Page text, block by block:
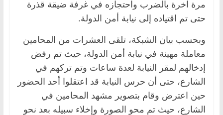
مرة اخرة بالضرب واحتجازه في غرفة ضيقة قذرة
حتى تم اقتياده إلى نيابة أمن الدولة.
وبحسب بيان الشبكة، تلقى العشرات من المحامين
معاملة مهينة في نيابة أمن الدولة، حيث تم رفض
إدخالهم لمقر النيابة لعدة ساعات وتم تركهم في
الشارع، حتى أن حرس النيابة قد اعتقلوا أحد الحضور
حين اعترض وقام بتصوير مشهد المحامين في
الشارع، حيث تم محو الصورة وإخلاء سبيله بعد نحو